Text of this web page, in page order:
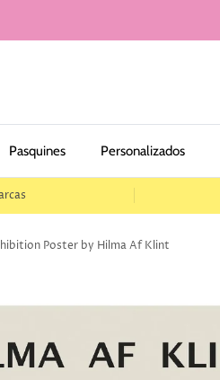
Pasquines Personalizados
Poster by Hilma Af Klint